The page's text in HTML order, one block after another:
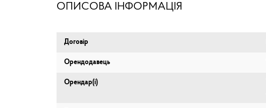
ОПИСОВА ІНФОРМАЦІЯ
Договір
Орендодавець
Орендар(і)